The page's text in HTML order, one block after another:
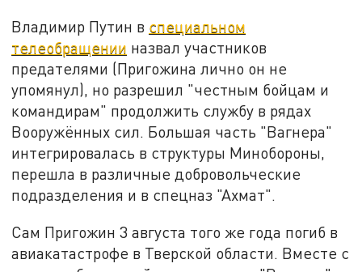
Владимир Путин в специальном
телеобращении назвал участников
предателями (Пригожина лично он не
упомянул), но разрешил "честным бойцам и
командирам" продолжить службу в рядах
Вооружённых сил. Большая часть "Вагнера"
интегрировалась в структуры Минобороны,
перешла в различные добровольческие
подразделения и в спецназ "Ахмат".
Сам Пригожин 3 августа того же года погиб в
авиакатастрофе в Тверской области. Вместе с